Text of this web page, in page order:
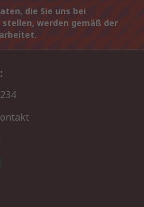
die Sie uns bei
werden gemäß der